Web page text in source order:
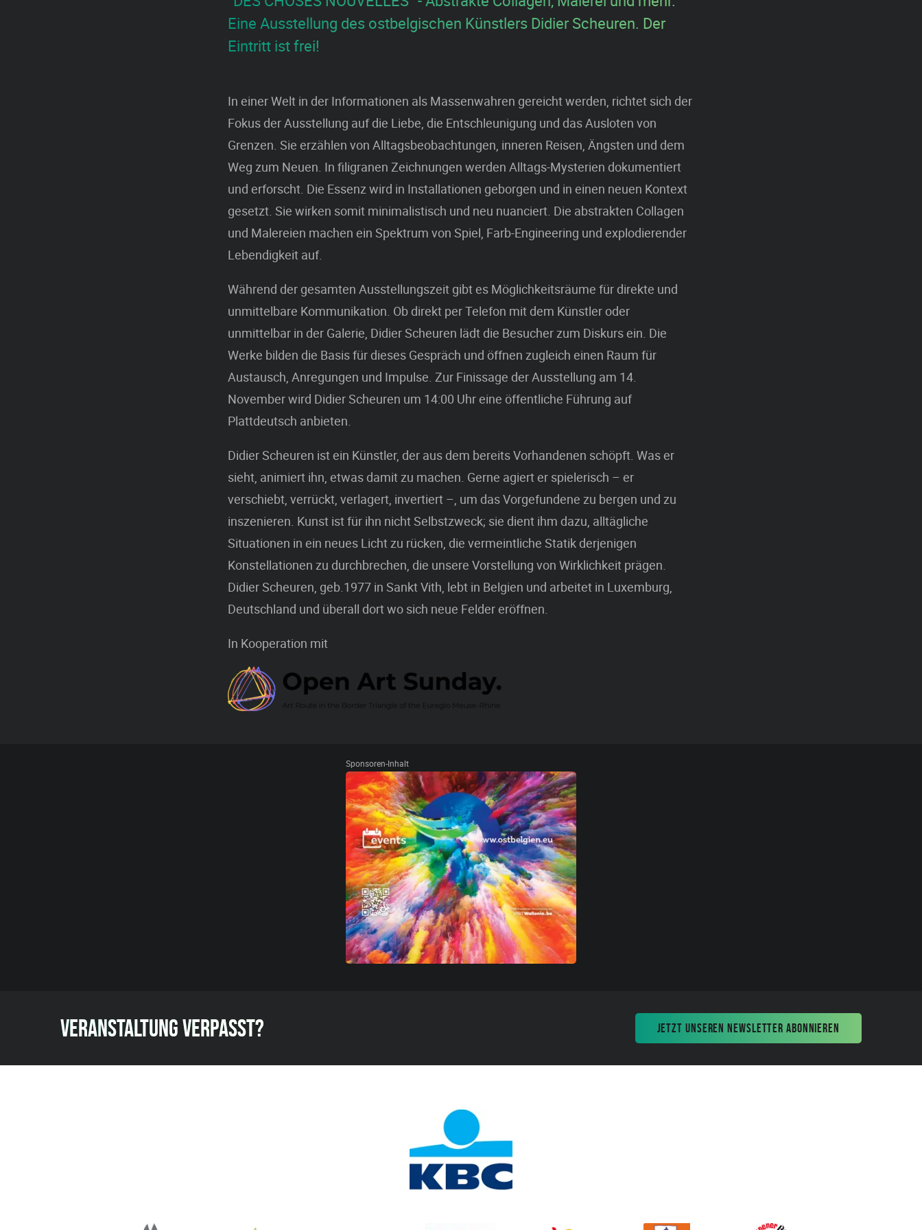
Eine Ausstellung des ostbelgischen Künstlers Didier Scheuren. Der
Eintritt ist frei!
In einer Welt in der Informationen als Massenwahren gereicht werden, richtet sich der
Fokus der Ausstellung auf die Liebe, die Entschleunigung und das Ausloten von
Grenzen. Sie erzählen von Alltagsbeobachtungen, inneren Reisen, Ängsten und dem
Weg zum Neuen. In ﬁligranen Zeichnungen werden Alltags-Mysterien dokumentiert
und erforscht. Die Essenz wird in Installationen geborgen und in einen neuen Kontext
gesetzt. Sie wirken somit minimalistisch und neu nuanciert. Die abstrakten Collagen
und Malereien machen ein Spektrum von Spiel, Farb-Engineering und explodierender
Lebendigkeit auf.
Während der gesamten Ausstellungszeit gibt es Möglichkeitsräume für direkte und
unmittelbare Kommunikation. Ob direkt per Telefon mit dem Künstler oder
unmittelbar in der Galerie, Didier Scheuren lädt die Besucher zum Diskurs ein. Die
Werke bilden die Basis für dieses Gespräch und öffnen zugleich einen Raum für
Austausch, Anregungen und Impulse. Zur Finissage der Ausstellung am 14.
November wird Didier Scheuren um 14:00 Uhr eine öffentliche Führung auf
Plattdeutsch anbieten.
Didier Scheuren ist ein Künstler, der aus dem bereits Vorhandenen schöpft. Was er
sieht, animiert ihn, etwas damit zu machen. Gerne agiert er spielerisch – er
verschiebt, verrückt, verlagert, invertiert –, um das Vorgefundene zu bergen und zu
inszenieren. Kunst ist für ihn nicht Selbstzweck; sie dient ihm dazu, alltägliche
Situationen in ein neues Licht zu rücken, die vermeintliche Statik derjenigen
Konstellationen zu durchbrechen, die unsere Vorstellung von Wirklichkeit prägen.
Didier Scheuren, geb.1977 in Sankt Vith, lebt in Belgien und arbeitet in Luxemburg,
Deutschland und überall dort wo sich neue Felder eröffnen.
In Kooperation mit
Sponsoren-Inhalt
VERANSTALTUNG VERPASST? JETZT UNSEREN NEWSLETTER ABONNIEREN